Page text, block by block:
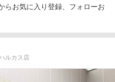
らお気に入り登録、フォローお
ルカス店